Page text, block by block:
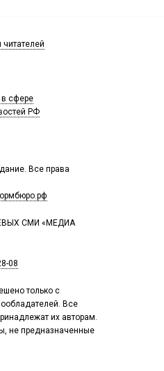
Все права
СМИ «МЕДИА
08
только с
Все
их авторам.
не предназначенные
в сфере
РФ